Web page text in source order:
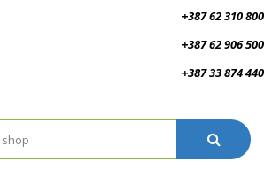
+387 62 310 800
+387 62 906 500
+387 33 874 440